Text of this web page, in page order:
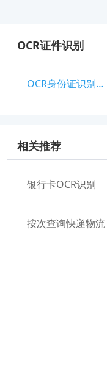
OCR证件识别
OCR身份证识别（正反面）
相关推荐
银行卡OCR识别
按次查询快递物流